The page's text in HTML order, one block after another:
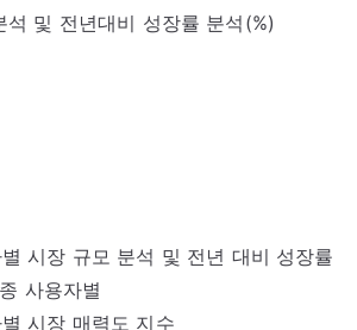
석 및 전년대비 성장률 분석(%)
시장 규모 분석 및 전년 대비 성장률
사용자별
시장 매력도 지수